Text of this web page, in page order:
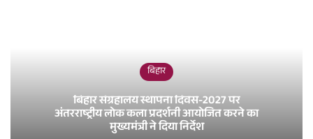
बिहार
बिहार संग्रहालय स्थापना दिवस-2027 पर
अंतरराष्ट्रीय लोक कला प्रदर्शनी आयोजित करने का
मुख्यमंत्री ने दिया निर्देश